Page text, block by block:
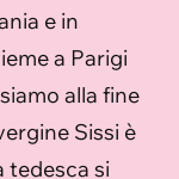
e in
a Parigi
alla fine
Sissi è
tedesca si